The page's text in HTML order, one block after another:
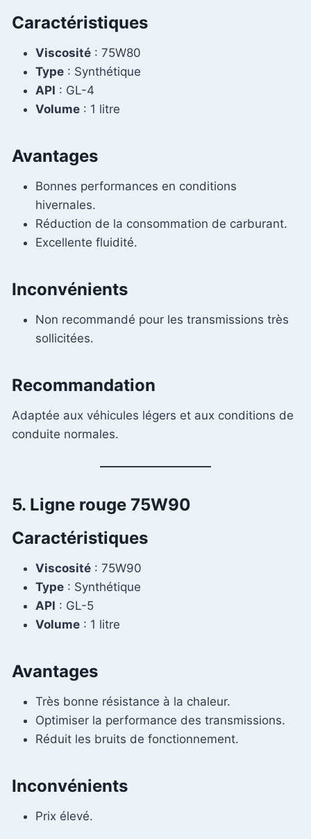
Caractéristiques
Viscosité : 75W80
Type : Synthétique
API : GL-4
Volume : 1 litre
Avantages
Bonnes performances en conditions
hivernales.
Réduction de la consommation de carburant.
Excellente fluidité.
Inconvénients
Non recommandé pour les transmissions très
sollicitées.
Recommandation
Adaptée aux véhicules légers et aux conditions de
conduite normales.
5. Ligne rouge 75W90
Caractéristiques
Viscosité : 75W90
Type : Synthétique
API : GL-5
Volume : 1 litre
Avantages
Très bonne résistance à la chaleur.
Optimiser la performance des transmissions.
Réduit les bruits de fonctionnement.
Inconvénients
Prix ​​élevé.